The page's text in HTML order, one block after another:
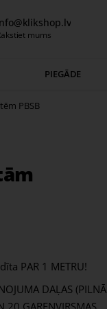
mums
PIEGĀDE
PBSB
PAR 1 METRU!
DAĻAS (PILNĀ
20 GARENVIRSMAS